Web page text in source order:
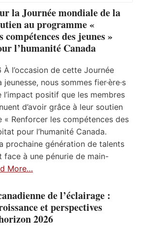
la Journée mondiale de la
au programme «
compétences des jeunes »
l’humanité Canada
l’occasion de cette Journée
nous sommes fier·ère·s
l’impact positif que les membres
d’avoir grâce à leur soutien
« Renforcer les compétences des
pour l’humanité Canada.
prochaine génération de talents
face à une pénurie de main-
More…
de l’éclairage :
et perspectives
2026